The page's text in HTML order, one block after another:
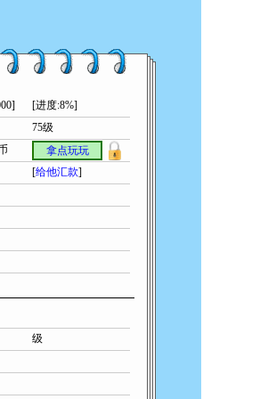
[进度:8%]
75级
拿点玩玩
[给他汇款]
级